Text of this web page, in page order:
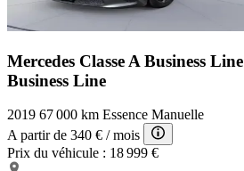
Mercedes Classe A Business Line
Business Line
2019 67 000 km Essence Manuelle
A partir de 340 € / mois
Prix du véhicule : 18 999 €